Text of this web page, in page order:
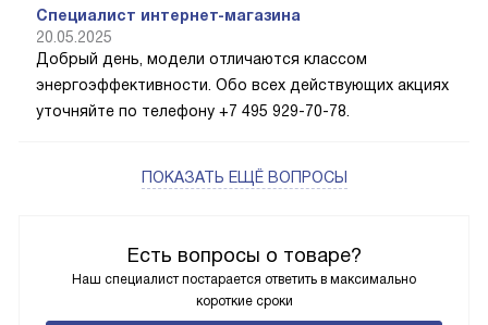
Есть вопросы о товаре?
Наш специалист постарается ответить в максимально
короткие сроки
Специалист интернет-магазина
20.05.2025
Добрый день, модели отличаются классом
энергоэффективности. Обо всех действующих акциях
уточняйте по телефону +7 495 929-70-78.
ПОКАЗАТЬ ЕЩЁ ВОПРОСЫ